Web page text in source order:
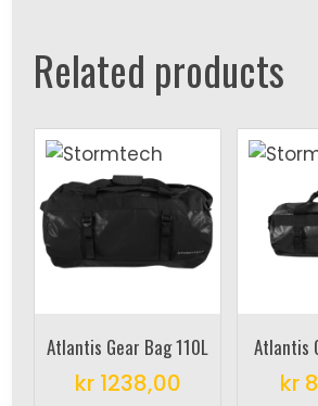
Related products
Atlantis Gear Bag 110L
kr1238,00
Atlantis
kr